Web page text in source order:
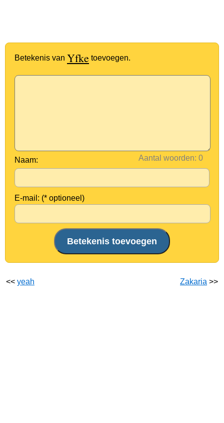
Betekenis van Yfke toevoegen.
Aantal woorden:
Naam:
E-mail: (* optioneel)
<< yeah Zakaria >>